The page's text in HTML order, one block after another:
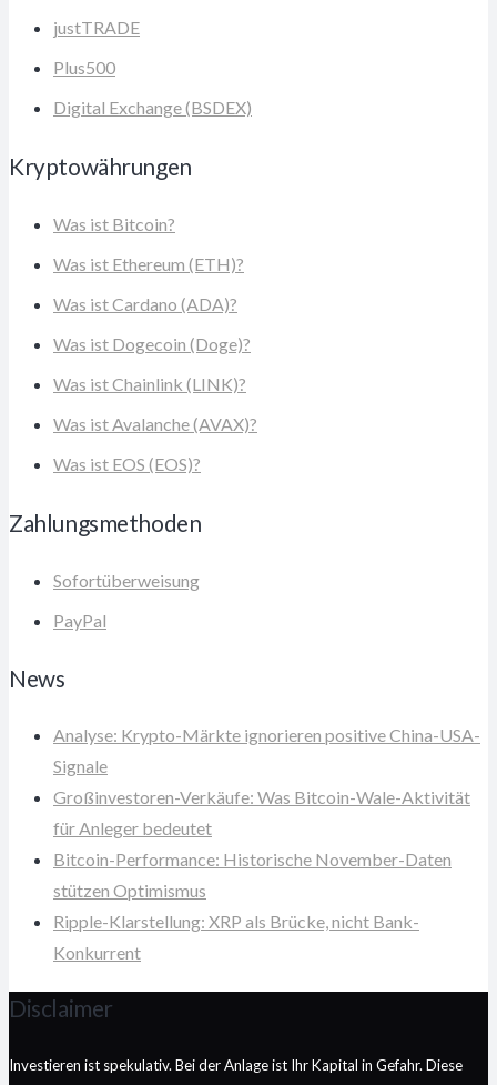
justTRADE
Plus500
Digital Exchange (BSDEX)
Kryptowährungen
Was ist Bitcoin?
Was ist Ethereum (ETH)?
Was ist Cardano (ADA)?
Was ist Dogecoin (Doge)?
Was ist Chainlink (LINK)?
Was ist Avalanche (AVAX)?
Was ist EOS (EOS)?
Zahlungsmethoden
Sofortüberweisung
PayPal
News
Analyse: Krypto-Märkte ignorieren positive China-USA-
Signale
Großinvestoren-Verkäufe: Was Bitcoin-Wale-Aktivität
für Anleger bedeutet
Bitcoin-Performance: Historische November-Daten
stützen Optimismus
Ripple-Klarstellung: XRP als Brücke, nicht Bank-
Konkurrent
Disclaimer
Investieren ist spekulativ. Bei der Anlage ist Ihr Kapital in Gefahr. Diese